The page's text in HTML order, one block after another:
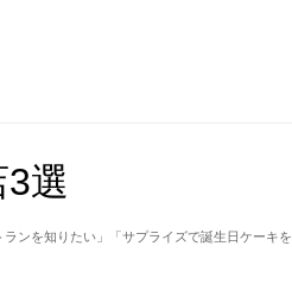
選
ンを知りたい」「サプライズで誕生日ケーキを